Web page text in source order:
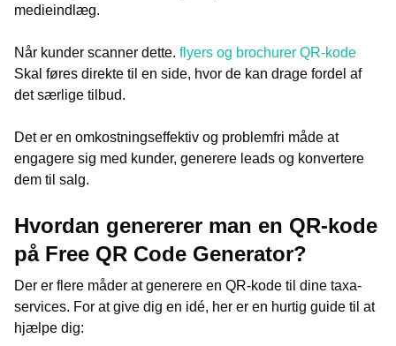
medieindlæg.
Når kunder scanner dette. flyers og brochurer QR-kode
Skal føres direkte til en side, hvor de kan drage fordel af
det særlige tilbud.
Det er en omkostningseffektiv og problemfri måde at
engagere sig med kunder, generere leads og konvertere
dem til salg.
Hvordan genererer man en QR-kode
på Free QR Code Generator?
Der er flere måder at generere en QR-kode til dine taxa-
services. For at give dig en idé, her er en hurtig guide til at
hjælpe dig: